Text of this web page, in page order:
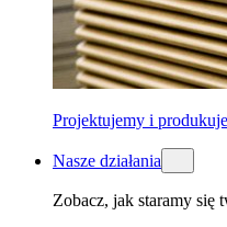
Projektujemy i
Nasze działania
Zobacz, jak staramy się